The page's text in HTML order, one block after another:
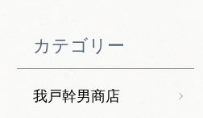
カテゴリー
我戸幹男商店